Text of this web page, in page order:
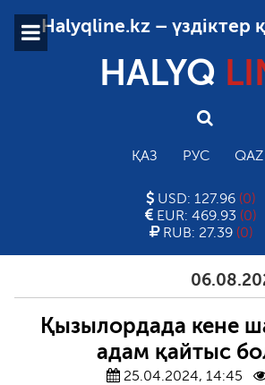
Halyqline.kz – үздіктер
HALYQ
ҚАЗ РУС QAZ
USD: 127.96 (0)
EUR: 469.93 (0)
RUB: 27.39 (0)
06.08.2026
Қызылордада кене
адам қайтыс
25.04.2024, 14:45